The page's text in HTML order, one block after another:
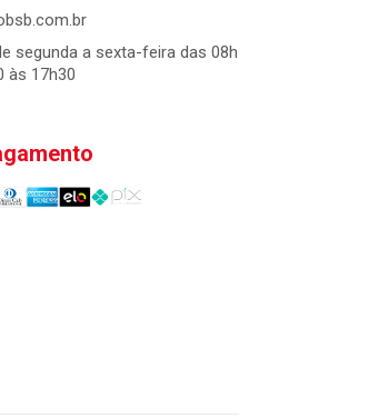
segunda a sexta-feira das 08h
às 17h30